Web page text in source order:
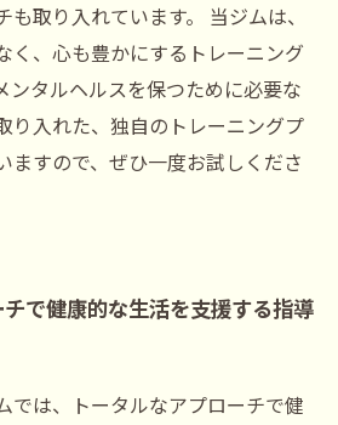
取り入れています。 当ジムは、
く、心も豊かにするトレーニング
ンタルヘルスを保つために必要な
り入れた、独自のトレーニングプ
ますので、ぜひ一度お試しくださ
で健康的な生活を支援する指導
では、トータルなアプローチで健